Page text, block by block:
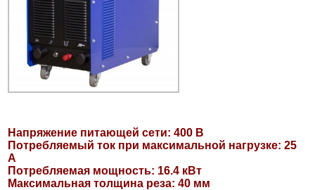
Напряжение питающей сети: 400 В
Потребляемый ток при максимальной нагрузке: 25
А
Потребляемая мощность: 16.4 кВт
Максимальная толщина реза: 40 мм